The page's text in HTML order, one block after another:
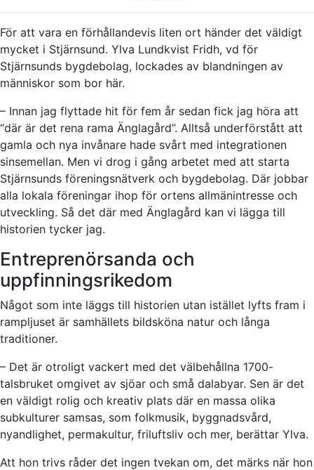
För att vara en förhållandevis liten ort händer det väldigt
mycket i Stjärnsund. Ylva Lundkvist Fridh, vd för
Stjärnsunds bygdebolag, lockades av blandningen av
människor som bor här.
– Innan jag flyttade hit för fem år sedan fick jag höra att
“där är det rena rama Änglagård”. Alltså underförstått att
gamla och nya invånare hade svårt med integrationen
sinsemellan. Men vi drog i gång arbetet med att starta
Stjärnsunds föreningsnätverk och bygdebolag. Där jobbar
alla lokala föreningar ihop för ortens allmänintresse och
utveckling. Så det där med Änglagård kan vi lägga till
historien tycker jag.
Entreprenörsanda och
uppfinningsrikedom
Något som inte läggs till historien utan istället lyfts fram i
rampljuset är samhällets bildsköna natur och långa
traditioner.
– Det är otroligt vackert med det välbehållna 1700-
talsbruket omgivet av sjöar och små dalabyar. Sen är det
en väldigt rolig och kreativ plats där en massa olika
subkulturer samsas, som folkmusik, byggnadsvård,
nyandlighet, permakultur, friluftsliv och mer, berättar Ylva.
Att hon trivs råder det ingen tvekan om, det märks när hon